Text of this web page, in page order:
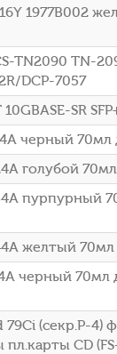
1977B002
TN2090 TN-
DCP-7057
SR
черный 70мл
голубой
пурпурный
желтый 70мл
черный 70мл
(секр.P-4)
CD